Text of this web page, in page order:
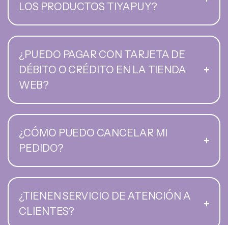
LOS PRODUCTOS TIYAPUY?
¿PUEDO PAGAR CON TARJETA DE
DÉBITO O CRÉDITO EN LA TIENDA
WEB?
¿CÓMO PUEDO CANCELAR MI
PEDIDO?
¿TIENEN SERVICIO DE ATENCIÓN A
CLIENTES?